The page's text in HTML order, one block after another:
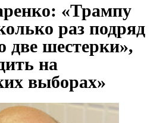
«Трампу
раз подряд
две шестерки»,
на
выборах»